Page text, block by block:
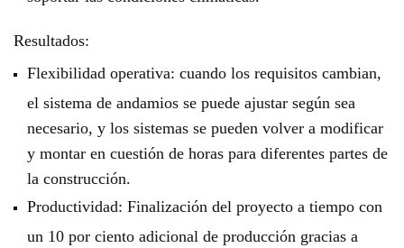
Resultados:
Flexibilidad operativa: cuando los requisitos cambian,
el sistema de andamios se puede ajustar según sea
necesario, y los sistemas se pueden volver a modificar
y montar en cuestión de horas para diferentes partes de
la construcción.
Productividad: Finalización del proyecto a tiempo con
un 10 por ciento adicional de producción gracias a